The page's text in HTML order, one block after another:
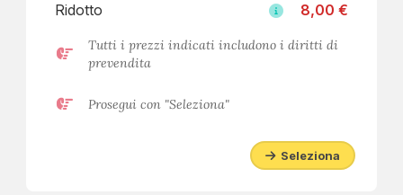
Ridotto
8,00 €
Tutti i prezzi indicati includono i diritti di
prevendita
Prosegui con "Seleziona"
Seleziona